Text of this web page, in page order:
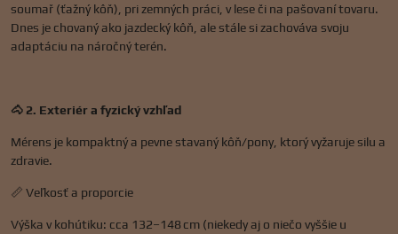
soumař (ťažný kôň), pri zemných práci, v lese či na pašovaní tovaru.
Dnes je chovaný ako jazdecký kôň, ale stále si zachováva svoju
adaptáciu na náročný terén.
🐴 2. Exteriér a fyzický vzhľad
Mérens je kompaktný a pevne stavaný kôň/pony, ktorý vyžaruje silu a
zdravie.
📏 Veľkosť a proporcie
Výška v kohútiku: cca 132–148 cm (niekedy aj o niečo vyššie u